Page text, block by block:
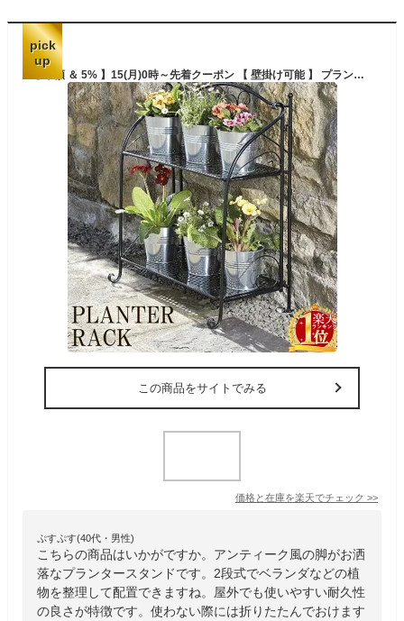
pick
up
【 半額 ＆ 5% 】15(月)0時～先着クーポン 【 壁掛け可能 】 プランタースタンド 屋外 壁掛け プランターラック フラワースタンド 2段 折りたたみ アイアン フラワーラック ガーデンラック ガーデニングラック 園芸ラック 鉢スタンド プランター台 鉢置き おしゃれ 花台 室内
この商品をサイトでみる
価格と在庫を楽天でチェック >>
ぷすぷす(40代・男性)
こちらの商品はいかがですか。アンティーク風の脚がお洒
落なプランタースタンドです。2段式でベランダなどの植
物を整理して配置できますね。屋外でも使いやすい耐久性
の良さが特徴です。使わない際には折りたたんでおけます